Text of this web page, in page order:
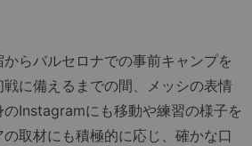
らバルセロナでの事前キャンプを
に備えるまでの間、メッシの表情
Instagramにも移動や練習の様子を
取材にも積極的に応じ、確かな口